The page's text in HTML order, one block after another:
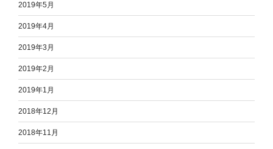
2019年5月
2019年4月
2019年3月
2019年2月
2019年1月
2018年12月
2018年11月